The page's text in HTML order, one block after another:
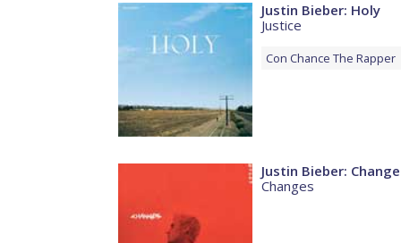
Justin Bieber: Holy
Justice
Con Chance The Rapper
Justin Bieber:
Changes